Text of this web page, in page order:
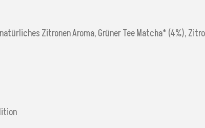
Zitronen Aroma, Grüner Tee Matcha* (4%),